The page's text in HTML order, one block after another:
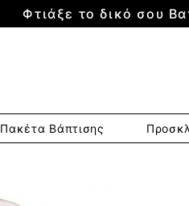
Φτιάξε το δικό σου
Πακέτα Βάπτισης